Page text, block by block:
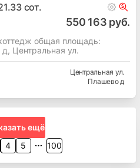
сот.
550 163 руб.
общая площадь:
Центральная ул.
Центральная ул.
Плашево д
ещё
4 5 100